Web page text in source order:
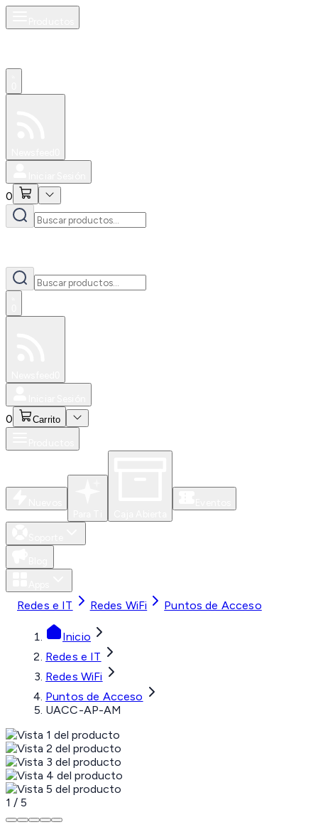
0
0 Carrito
Redes e IT Redes WiFi Puntos de Acceso
Inicio
Redes e IT
Redes WiFi
Puntos de Acceso
UACC-AP-AM
1 / 5